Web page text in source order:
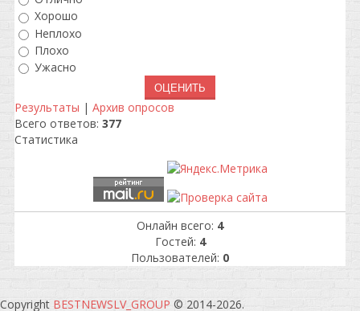
Хорошо
Неплохо
Плохо
Ужасно
Результаты | Архив опросов
Всего ответов: 377
Статистика
Онлайн всего: 4
Гостей: 4
Пользователей: 0
Copyright BESTNEWSLV_GROUP © 2014-2026.